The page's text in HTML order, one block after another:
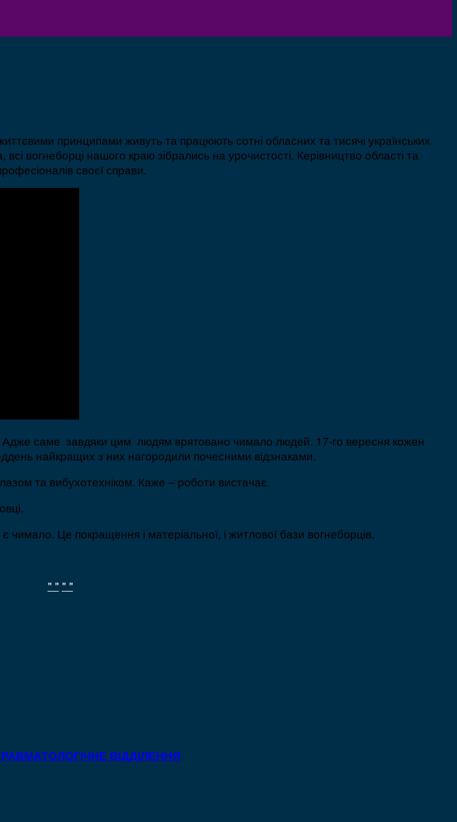
принципами живуть та працюють сотні обласних та тисячі українських
вогнеборці нашого краю зібрались на урочистості. Керівництво області та
своєї справи.
саме завдяки цим людям врятовано чимало людей. 17-го вересня кожен
найкращих з них нагородили почесними відзнаками.
та вибухотехніком. Каже – роботи вистачає.
Це покращення і матеріальної, і житлової бази вогнеборців.
" " " "
ВІДДІЛЕННЯ